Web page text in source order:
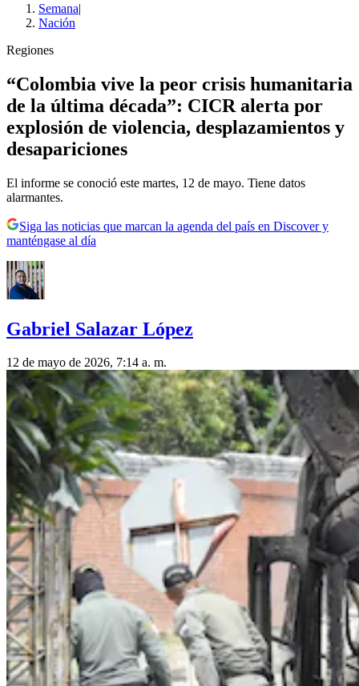
Semana|
Nación
Regiones
“Colombia vive la peor crisis humanitaria
de la última década”: CICR alerta por
explosión de violencia, desplazamientos y
desapariciones
El informe se conoció este martes, 12 de mayo. Tiene datos
alarmantes.
Siga las noticias que marcan la agenda del país en Discover y
manténgase al día
Gabriel Salazar López
12 de mayo de 2026, 7:14 a. m.